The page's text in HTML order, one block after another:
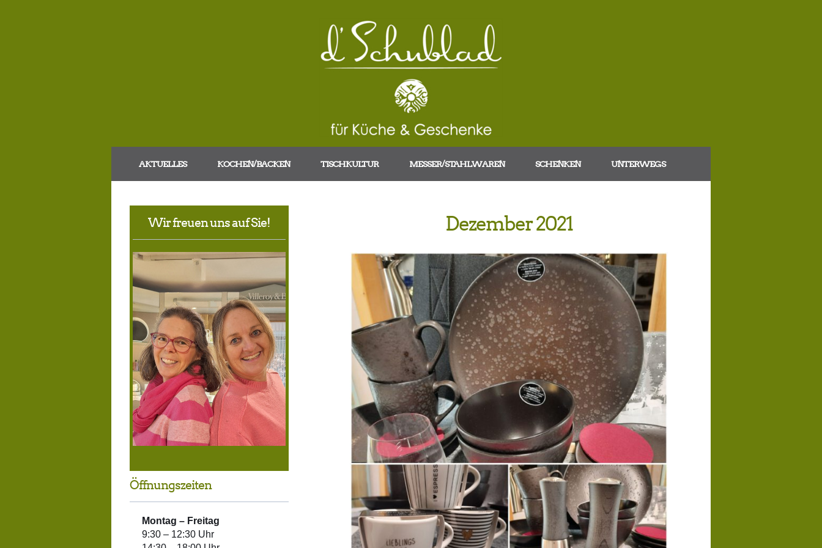
AKTUELLES KOCHEN/BACKEN TISCHKULTUR MESSER/STAHLWAREN SCHENKEN UNTERWEGS
Dezember 2021
Wir freuen uns auf Sie!
Öffnungszeiten
Montag – Freitag
9:30 – 12:30 Uhr